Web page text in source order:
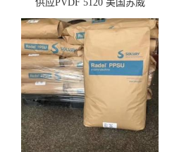
供应PVDF 5120 美国苏威